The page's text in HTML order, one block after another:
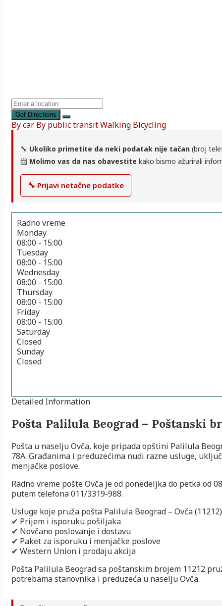
Get Directions
By car By public transitWalking Bicycling
🔧 Ukoliko primetite da neki podatak nije tačan (broj
📨 Molimo vas da nas obavestite kako bismo ažurirali
🔧 Prijavi netačne podatke
Radno vreme
Monday
08:00 - 15:00
Tuesday
08:00 - 15:00
Wednesday
08:00 - 15:00
Thursday
08:00 - 15:00
Friday
08:00 - 15:00
Saturday
Closed
Sunday
Closed
Detailed Information
Pošta Palilula Beograd – Poštanski
Pošta u naselju Ovča, koje pripada opštini Palilula
78A. Građanima i preduzećima nudi razne usluge,
menjačke poslove.
Radno vreme pošte Ovča je od ponedeljka do petka od
putem telefona 011/3319-988.
Usluge koje pruža pošta Palilula Beograd – Ovča
✔ Prijem i isporuku pošiljaka
✔ Novčano poslovanje i dostavu
✔ Paket za isporuku i menjačke poslove
✔ Western Union i prodaju akcija
Pošta Palilula Beograd sa poštanskim brojem 11212
potrebama stanovnika i preduzeća u naselju Ovča.